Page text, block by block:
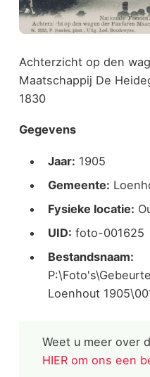
Achterzicht op den
Maatschappij De
1830
Gegevens
Jaar: 1905
Gemeente:
Fysieke locatie:
UID: foto-001625
Bestandsnaam:
Loenhout
Weet u meer over
HIER om ons een